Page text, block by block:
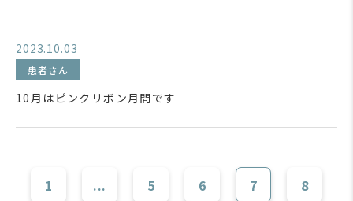
2023.10.03
患者さん
10月はピンクリボン月間です
1 ... 5 6 7
8